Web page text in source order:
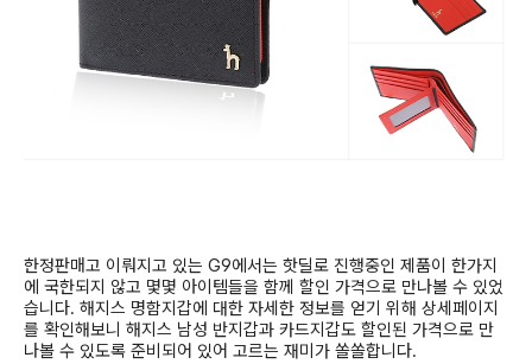
한정판매고 이뤄지고 있는 G9에서는 핫딜로 진행중인 제품이 한가지
에 국한되지 않고 몇몇 아이템들을 함께 할인 가격으로 만나볼 수 있었
습니다. 해지스 명함지갑에 대한 자세한 정보를 얻기 위해 상세페이지
를 확인해보니 해지스 남성 반지갑과 카드지갑도 할인된 가격으로 만
나볼 수 있도록 준비되어 있어 고르는 재미가 쏠쏠합니다.